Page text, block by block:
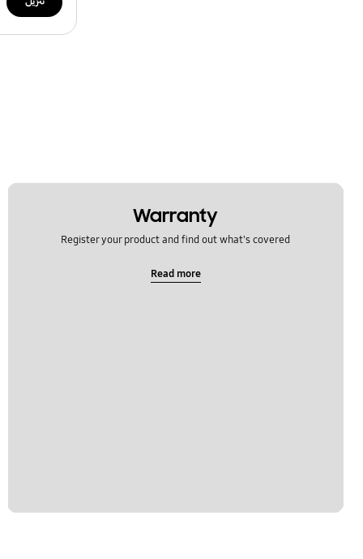
Warranty
Register your product and find out what's covered
Read more